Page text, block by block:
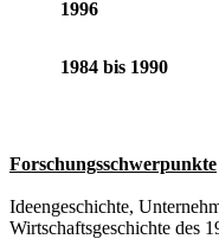
1996
1984 bis 1990
Forschungsschwerpunkte
Ideengeschichte,
Wirtschaftsgeschichte des